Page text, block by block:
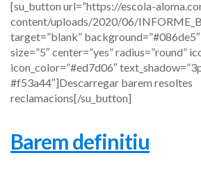
[su_button url=”https://escola-
content/uploads/2020/06/
target=”blank”
size=”5″ center=”yes” radius=”round”
icon_color=”#ed7d06″
#f53a44″]Descarregar barem resoltes
reclamacions[/su_button]
Barem definitiu